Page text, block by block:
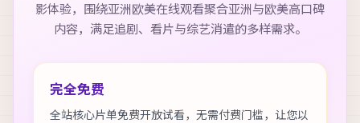
影体验，围绕亚洲欧美在线观看聚合亚洲与欧美高口碑
内容，满足追剧、看片与综艺消遣的多样需求。
完全免费
全站核心片单免费开放试看，无需付费门槛，让您以